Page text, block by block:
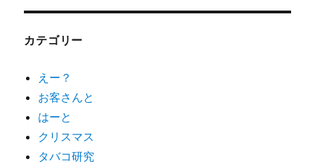
カテゴリー
えー？
お客さんと
はーと
クリスマス
タバコ研究